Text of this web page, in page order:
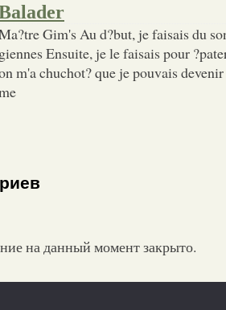
Gim's Au d?but, je faisais du
giennes Ensuite, je le faisais pour
m'a chuchot? que je pouvais
на данный момент закрыто.